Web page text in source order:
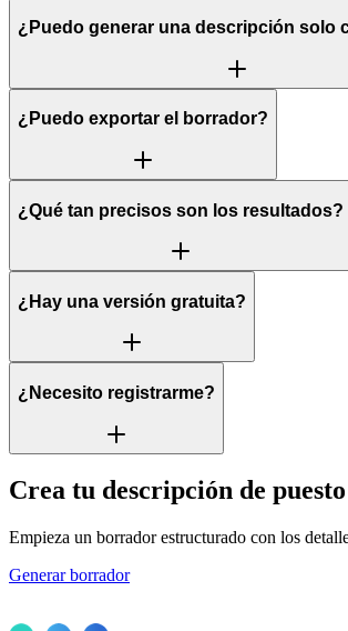
¿Puedo generar una descripción solo
¿Puedo exportar el borrador?
¿Qué tan precisos son los resultados?
¿Hay una versión gratuita?
¿Necesito registrarme?
Crea tu descripción de puesto
Empieza un borrador estructurado con los
Generar borrador